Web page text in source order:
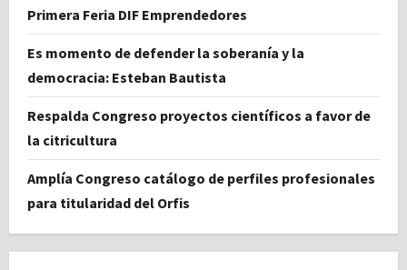
Primera Feria DIF Emprendedores
Es momento de defender la soberanía y la
democracia: Esteban Bautista
Respalda Congreso proyectos científicos a favor de
la citricultura
Amplía Congreso catálogo de perfiles profesionales
para titularidad del Orfis